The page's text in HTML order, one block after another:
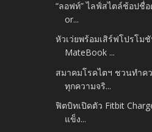
“ลอฟท์” ไลฟ์สไตล์ช้อปชื่
or...
หัวเว่ยพร้อมเสิร์ฟโปรโม
MateBook ...
สมาคมโรคไตฯ ชวนทำค
ทุกความจริ...
ฟิตบิทเปิดตัว Fitbit
แข็ง...